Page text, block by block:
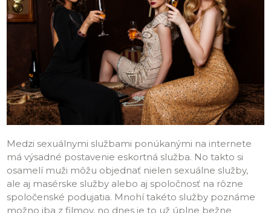
Medzi sexuálnymi službami ponúkanými na internete
má výsadné postavenie eskortná služba. No takto si
osamelí muži môžu objednať nielen sexuálne služby,
ale aj masérske služby alebo aj spoločnosť na rôzne
spoločenské podujatia. Mnohí takéto služby poznáme
možno iba z filmov, no dnes je to už úplne bežne